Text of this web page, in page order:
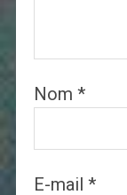
Nom *
E-mail *